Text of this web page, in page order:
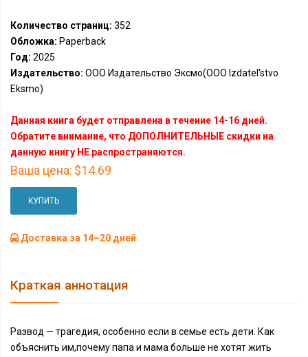
Количество страниц: 352
Обложка: Paperback
Год: 2025
Издательство: ООО Издательство Эксмо(OOO Izdatel'stvo
Eksmo)
Данная книга будет отправлена в течение 14-16 дней.
Обратите внимание, что ДОПОЛНИТЕЛЬНЫЕ скидки на
данную книгу НЕ распространяются.
Ваша цена: $14.69
КУПИТЬ
Доставка за 14–20 дней
Краткая аннотация
Развод — трагедия, особенно если в семье есть дети. Как
объяснить им,почему папа и мама больше не хотят жить